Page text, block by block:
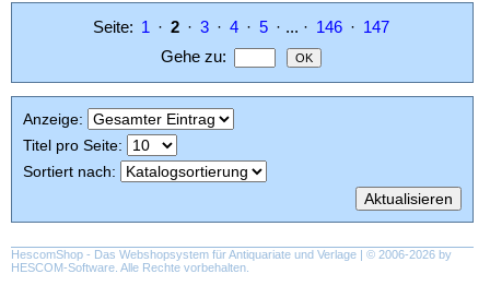
Seite: 1 · 2 · 3 · 4 · 5 · ... · 146 · 147
Gehe zu:
Anzeige:
Titel pro Seite:
Sortiert nach:
HescomShop - Das Webshopsystem für Antiquariate und Verlage | © 2006-2026 by
HESCOM-Software . Alle Rechte vorbehalten.